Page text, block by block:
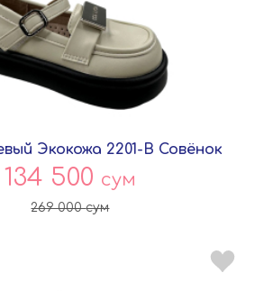
Экокожа 2201-B Совёнок
134 500 сум
269 000сум